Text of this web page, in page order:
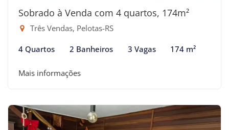
Sobrado à Venda com 4 quartos, 174m²
Três Vendas, Pelotas-RS
4 Quartos 2 Banheiros 3 Vagas 174 m²
Mais informações